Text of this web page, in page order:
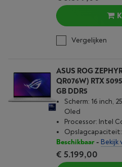
Vergelijken
ASUS ROG
QR076W) RTX
GB DDR5
Scherm: 16 inch,
Oled
Processor: Intel
Opslagcapaciteit:
Beschikbaar- Bekijk
€ 5.199,00